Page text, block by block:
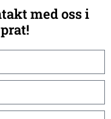
med oss i